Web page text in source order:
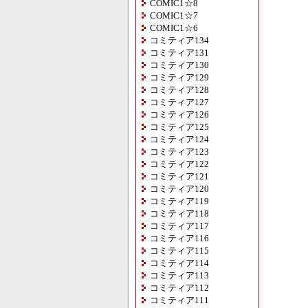
COMIC1☆8
COMIC1☆7
COMIC1☆6
コミティア134
コミティア131
コミティア130
コミティア129
コミティア128
コミティア127
コミティア126
コミティア125
コミティア124
コミティア123
コミティア122
コミティア121
コミティア120
コミティア119
コミティア118
コミティア117
コミティア116
コミティア115
コミティア114
コミティア113
コミティア112
コミティア111